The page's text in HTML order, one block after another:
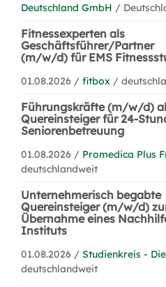
Deutschland GmbH /
Fitnessexperten als
Geschäftsführer/Partner
(m/w/d) für EMS
01.08.2026 / fitbox /
Führungskräfte (m/w/d)
Quereinsteiger für 24-
Seniorenbetreuung
01.08.2026 / Promedica Plus
deutschlandweit
Unternehmerisch begabte
Quereinsteiger (m/w/d)
Übernahme eines
Instituts
01.08.2026 / Studienkreis -
deutschlandweit